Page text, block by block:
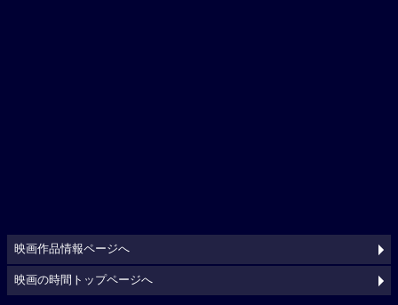
映画作品情報ページへ
映画の時間トップページへ